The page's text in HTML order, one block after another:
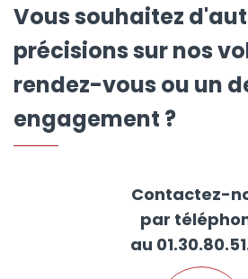
Vous souhaitez
précisions sur nos
rendez-vous ou un
engagement ?
Contactez-
par
au